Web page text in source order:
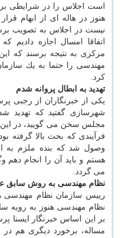
است اجلاس را در شرایطی
هنوز در هاله ای از ابهام
نیست در اجلاس به تصویب
اتفاقا امسال اجازه دادیم
مركزی به نتیجه برسند كه
مهندسی را حتما به یك
كرد.
تهدید به ابطال پروانه شدم
یكی از خبرنگاران از رجبی
شهرسازی گفتید كه تهدید
مجلس سخن می گویید، در این
فرآیندی كه بحث بالا گرفته
وصول شد كه بنده ملزم به
هستم و باید آن را انجام دهم
می گردد.
نظام مهندسی به روش سابق
رییس سازمان نظام مهندسی
نظام مهندسی هنوز به رویه
بر این اساس خبرنگار ایسنا
مساله، برخورد دیگری هم در